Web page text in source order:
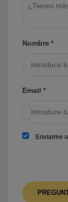
Nombre*
Email *
Enviarme